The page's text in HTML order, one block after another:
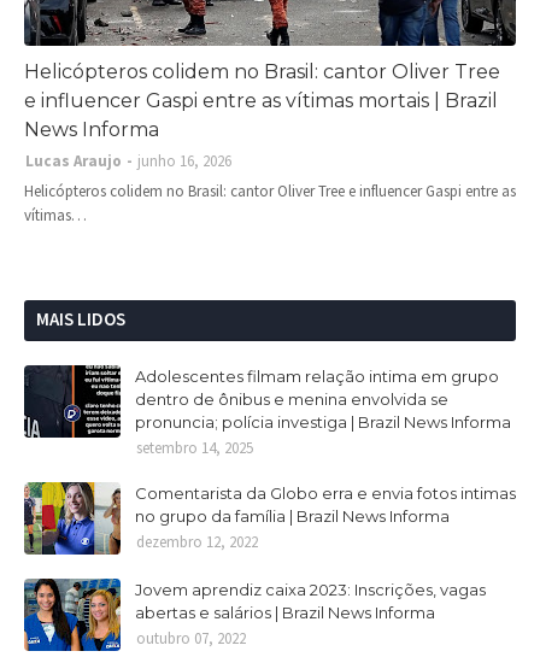
Helicópteros colidem no Brasil: cantor Oliver Tree
e influencer Gaspi entre as vítimas mortais | Brazil
News Informa
Lucas Araujo
junho 16, 2026
Helicópteros colidem no Brasil: cantor Oliver Tree e influencer Gaspi entre as
vítimas…
MAIS LIDOS
Adolescentes filmam relação intima em grupo
dentro de ônibus e menina envolvida se
pronuncia; polícia investiga | Brazil News Informa
setembro 14, 2025
Comentarista da Globo erra e envia fotos intimas
no grupo da família | Brazil News Informa
dezembro 12, 2022
Jovem aprendiz caixa 2023: Inscrições, vagas
abertas e salários | Brazil News Informa
outubro 07, 2022